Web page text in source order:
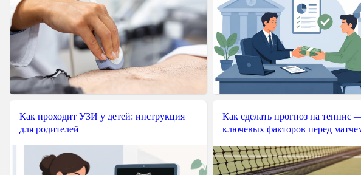
Как проходит УЗИ у детей: инструкция
для родителей
Как сделать прогноз на теннис
ключевых факторов перед